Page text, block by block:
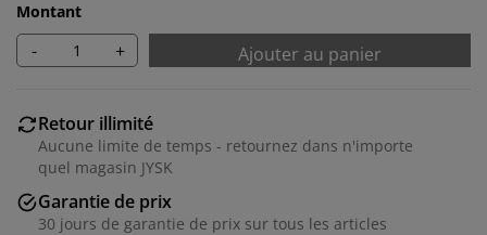
Montant
- + Ajouter au panier
Retour illimité
Aucune limite de temps - retournez dans n'importe
quel magasin JYSK
Garantie de prix
30 jours de garantie de prix sur tous les articles